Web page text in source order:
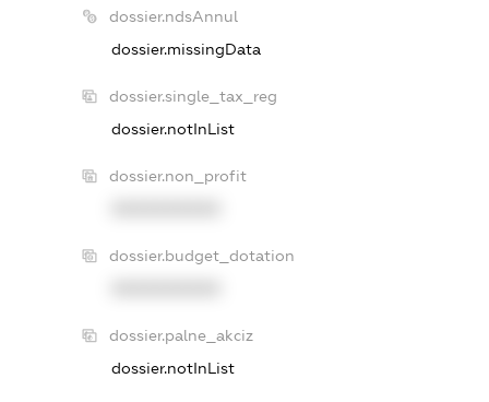
dossier.ndsAnnul
dossier.missingData
dossier.single_tax_reg
dossier.notInList
dossier.non_profit
dossier.budget_dotation
dossier.palne_akciz
dossier.notInList